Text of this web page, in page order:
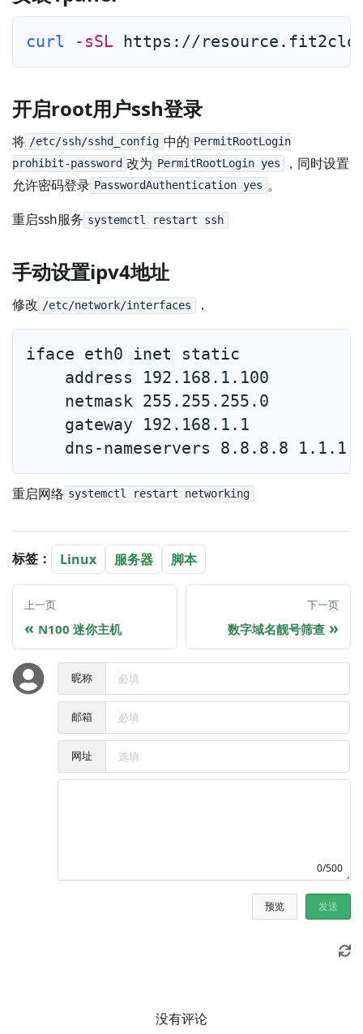
curl -sSL https://
开启root用户ssh登录
将 /etc/ssh/sshd_config 中的 PermitRootLogin
prohibit-password 改为 PermitRootLogin yes
，同时设置
允许密码登录 PasswordAuthentication yes 。
重启ssh服务 systemctl restart ssh
手动设置ipv4地址
修改 /etc/network/interfaces ，
iface eth0 inet static
    address 192.168.1.100
    netmask 255.255.255.0
    gateway 192.168.1.1
重启网络 systemctl restart networking
标签： Linux 服务器 脚本
上一页
N100 迷你主机
下一页
数字域名靓号筛查
昵称
邮箱
网址
0/500
预览 发送
没有评论